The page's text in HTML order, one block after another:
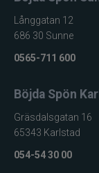
Långgatan 12
686 30 Sunne
0565-711 600
Böjda Spön
Gräsdalsgatan 16
65343 Karlstad
054-54 30 00